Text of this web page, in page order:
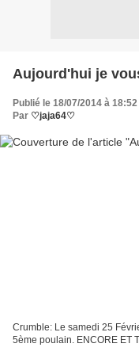
Aujourd'hui je
Publié le 18/07/2014 à 18:52
Par ♡jaja64♡
Crumble: Le samedi 25
5ème poulain. ENCORE ET